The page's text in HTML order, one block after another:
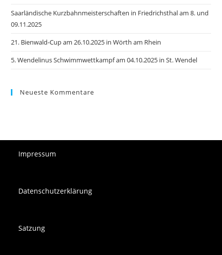
Saarländische Kurzbahnmeisterschaften in Friedrichsthal am 8. und
09.11.2025
21. Bienwald-Cup am 26.10.2025 in Wörth am Rhein
5. Wendelinus Schwimmwettkampf am 04.10.2025 in St. Wendel
Neueste Kommentare
Impressum
Datenschutzerklärung
Satzung